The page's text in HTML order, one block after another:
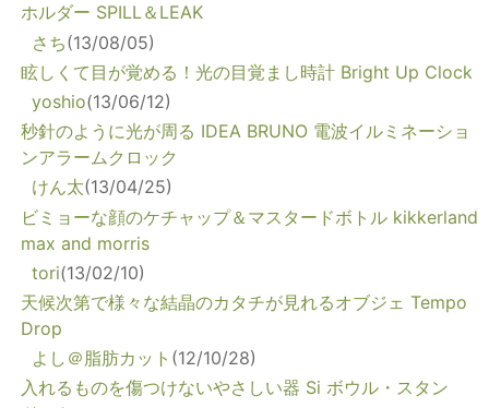
ホルダー SPILL＆LEAK
さち(13/08/05)
眩しくて目が覚める！光の目覚まし時計 Bright Up Clock
yoshio(13/06/12)
秒針のように光が周る IDEA BRUNO 電波イルミネーショ
ンアラームクロック
けん太(13/04/25)
ビミョーな顔のケチャップ＆マスタードボトル kikkerland
max and morris
tori(13/02/10)
天候次第で様々な結晶のカタチが見れるオブジェ Tempo
Drop
よし＠脂肪カット (12/10/28)
入れるものを傷つけないやさしい器 Si ボウル・スタン